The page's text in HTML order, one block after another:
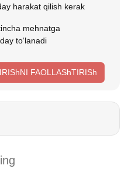
harakat qilish kerak
mehnatga
toʻlanadi
FAOLLAShTIRISh